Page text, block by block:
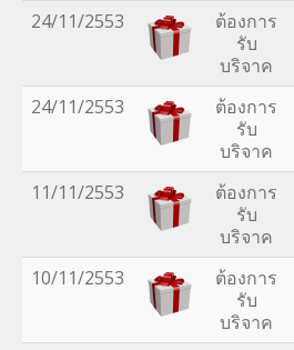
24/11/2553
ต้องการ
รับ
บริจาค
24/11/2553
ต้องการ
รับ
บริจาค
11/11/2553
ต้องการ
รับ
บริจาค
10/11/2553
ต้องการ
รับ
บริจาค